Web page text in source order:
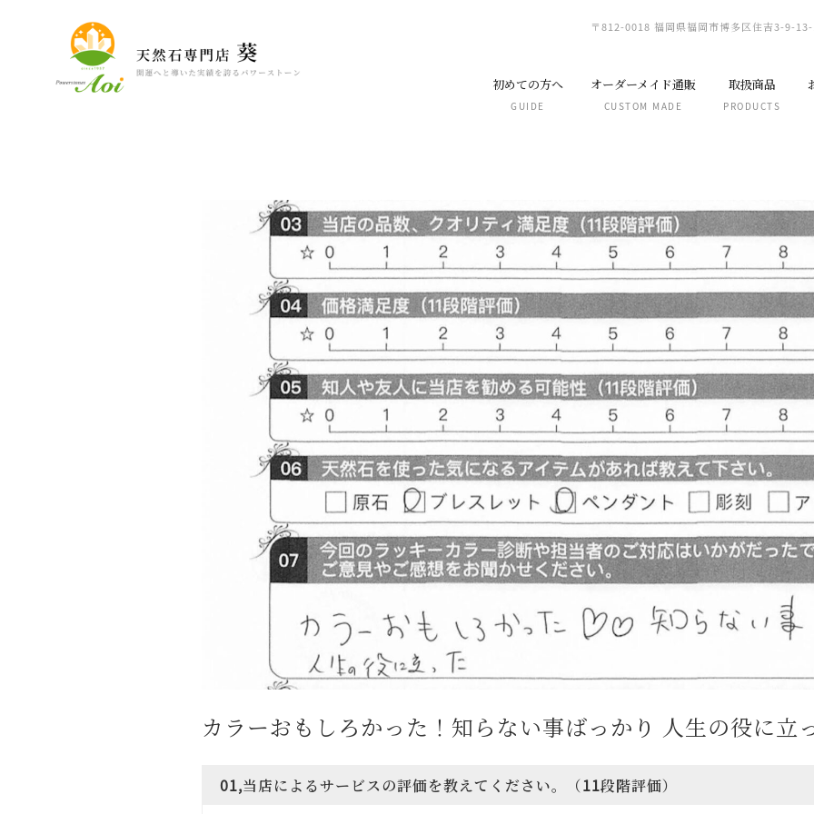
〒812-0018 福岡県福岡市博多区住吉3-9-
初めての方へ
GUIDE
オーダーメイド通販
CUSTOM MADE
取扱商品
PRODUCTS
カラーおもしろかった！知らない事ばっかり 人生の役に立
01,当店によるサービスの評価を教えてください。（11段階評価）